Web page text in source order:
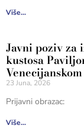
Više...
Javni poziv za
kustosa
23 Juna, 2026
Prijavni obrazac:
Više...